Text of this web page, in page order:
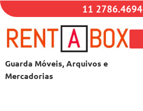
11 2786.4694
Guarda Móveis, Arquivos e
Mercadorias